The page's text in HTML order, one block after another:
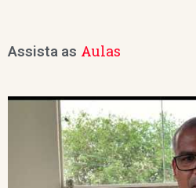
Assista as Aulas